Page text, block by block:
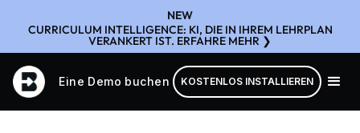
NEW
CURRICULUM INTELLIGENCE: KI, DIE IN IHREM LEHRPLAN
VERANKERT IST. ERFAHRE MEHR ❯
Eine Demo buchen KOSTENLOS INSTALLIEREN